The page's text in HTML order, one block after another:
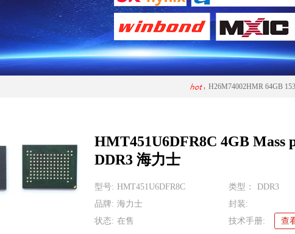
KLMBG2JETD-B041 32GB
H26M74002HMR 64GB
MT53D512M16D1DS-046
H26M74002HMR 64GB
MT53D512M16D1DS-046
MT53E512M64D4NK-046
HMT451U6DFR8C 4GB Mass
DDR3 海力士
型号: HMT451U6DFR8C 类型：
DDR3
品牌: 海力士
封装:
状态: 在售 技术手册: 查